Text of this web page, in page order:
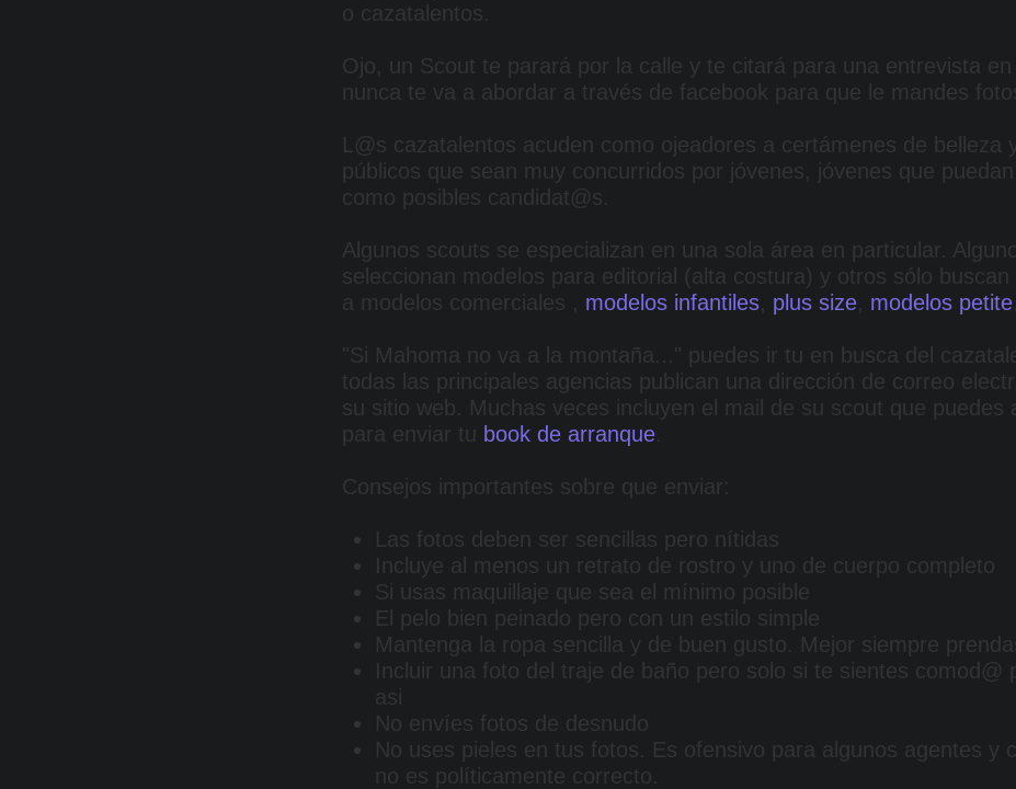
o cazatalentos.
Ojo, un Scout te parará por la calle y te citará para una entrevista en
nunca te va a abordar a través de facebook para que le mandes
L@s cazatalentos acuden como ojeadores a certámenes de belleza
públicos que sean muy concurridos por jóvenes, jóvenes que
como posibles candidat@s.
Algunos scouts se especializan en una sola área en particular.
seleccionan modelos para editorial (alta costura) y otros sólo buscan
a modelos comerciales , modelos infantiles, plus size, modelos petite
"Si Mahoma no va a la montaña..." puedes ir tu en busca del
todas las principales agencias publican una dirección de correo
su sitio web. Muchas veces incluyen el mail de su scout que puedes
para enviar tu book de arranque.
Consejos importantes sobre que enviar:
Las fotos deben ser sencillas pero nítidas
Incluye al menos un retrato de rostro y uno de cuerpo completo
Si usas maquillaje que sea el mínimo posible
El pelo bien peinado pero con un estilo simple
Mantenga la ropa sencilla y de buen gusto. Mejor siempre
Incluir una foto del traje de baño pero solo si te sientes comod@
asi
No envíes fotos de desnudo
No uses pieles en tus fotos. Es ofensivo para algunos agentes y
no es políticamente correcto.